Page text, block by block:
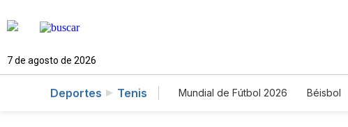
7 de agosto de 2026
Deportes Tenis Mundial de Fútbol 2026 Béisbol